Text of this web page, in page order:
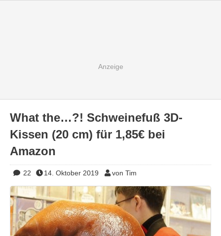
What the…?! Schweinefuß 3D-
Kissen (20 cm) für 1,85€ bei
Amazon
22 14. Oktober 2019 von Tim